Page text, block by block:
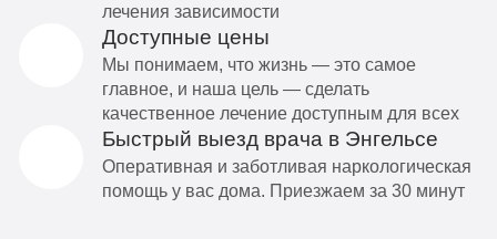
лечения зависимости
Доступные цены
Мы понимаем, что жизнь — это самое
главное, и наша цель — сделать
качественное лечение доступным для всех
Быстрый выезд врача в Энгельсе
Оперативная и заботливая наркологическая
помощь у вас дома. Приезжаем за 30 минут